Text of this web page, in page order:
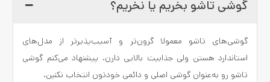
گوشی تاشو بخریم یا نخریم؟
گوشی‌های تاشو معمولا گرون‌تر و آسیب‌پذیرتر از مدل‌های
استاندارد هستن ولی جذابیت بالایی دارن. پیشنهاد می‌کنم گوشی
تاشو رو به‌عنوان گوشی اصلی و دائمی خودتون انتخاب نکنین.